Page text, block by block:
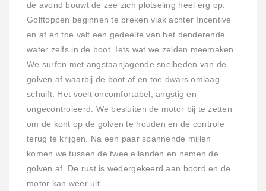
de avond bouwt de zee zich plotseling heel erg op.
Golftoppen beginnen te breken vlak achter Incentive
en af en toe valt een gedeelte van het denderende
water zelfs in de boot. Iets wat we zelden meemaken.
We surfen met angstaanjagende snelheden van de
golven af waarbij de boot af en toe dwars omlaag
schuift. Het voelt oncomfortabel, angstig en
ongecontroleerd. We besluiten de motor bij te zetten
om de kont op de golven te houden en de controle
terug te krijgen. Na een paar spannende mijlen
komen we tussen de twee eilanden en nemen de
golven af. De rust is wedergekeerd aan boord en de
motor kan weer uit.